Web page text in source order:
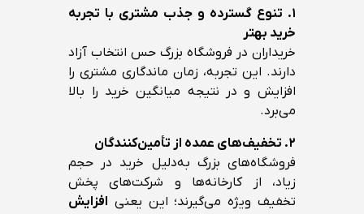
۱. تنوع گسترده و جذب مشتری با تجربه
خرید بهتر
خریداران در فروشگاه بزرگ حس انتخاب آزاد
دارند. این تجربه، زمان ماندگاری مشتری را
افزایش و در نتیجه میانگین خرید را بالا
می‌برد.
۲. تخفیف‌های عمده از تأمین‌کنندگان
فروشگاه‌های بزرگ به‌دلیل خرید در حجم
زیاد، از کارخانه‌ها و شرکت‌های پخش
تخفیف ویژه می‌گیرند؛ این یعنی افزایش